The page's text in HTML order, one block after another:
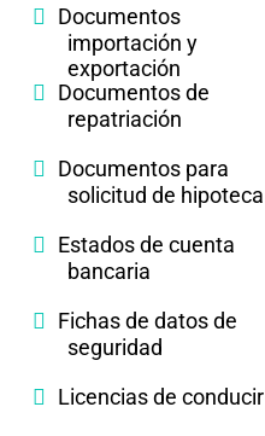
Documentos
importación y
exportación
Documentos de
repatriación
Documentos para
solicitud de hipoteca
Estados de cuenta
bancaria
Fichas de datos de
seguridad
Licencias de conducir